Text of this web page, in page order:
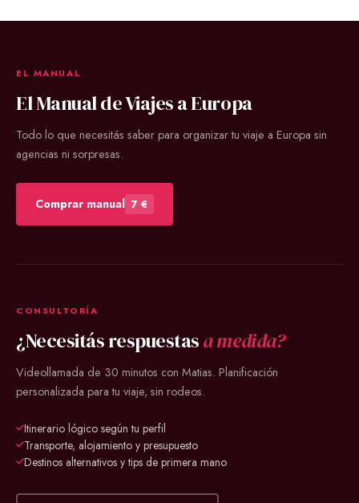
EL MANUAL
El Manual de Viajes a Europa
Todo lo que necesitás saber para organizar tu viaje a Europa sin
agencias ni sorpresas.
Comprar manual 7 €
CONSULTORÍA
¿Necesitás respuestasa medida?
Videollamada de 30 minutos con Matias. Planificación
personalizada para tu viaje, sin rodeos.
Itinerario lógico según tu perfil
Transporte, alojamiento y presupuesto
Destinos alternativos y tips de primera mano